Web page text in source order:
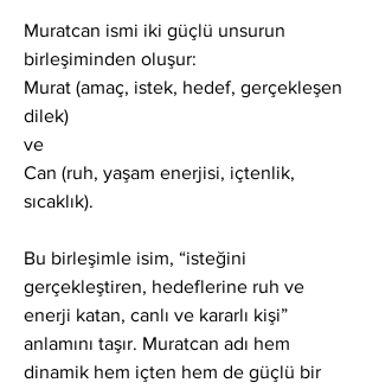
Muratcan ismi iki güçlü unsurun
birleşiminden oluşur:
Murat (amaç, istek, hedef, gerçekleşen
dilek)
ve
Can (ruh, yaşam enerjisi, içtenlik,
sıcaklık).
Bu birleşimle isim, “isteğini
gerçekleştiren, hedeflerine ruh ve
enerji katan, canlı ve kararlı kişi”
anlamını taşır. Muratcan adı hem
dinamik hem içten hem de güçlü bir